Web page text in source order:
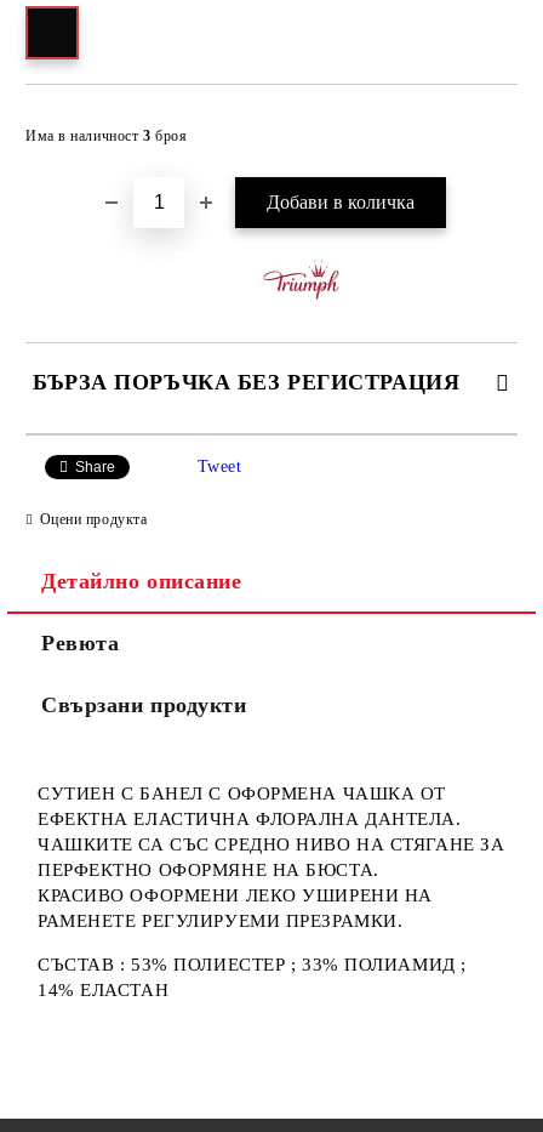
Има в наличност 3 броя
БЪРЗА ПОРЪЧКА БЕЗ РЕГИСТРАЦИЯ
Share Tweet
Оцени продукта
Детайлно описание
Ревюта
Свързани продукти
СУТИЕН С БАНЕЛ С ОФОРМЕНА ЧАШКА ОТ
ЕФЕКТНА ЕЛАСТИЧНА ФЛОРАЛНА ДАНТЕЛА.
ЧАШКИТЕ СА СЪС СРЕДНО НИВО НА СТЯГАНЕ ЗА
ПЕРФЕКТНО ОФОРМЯНЕ НА БЮСТА.
КРАСИВО ОФОРМЕНИ ЛЕКО УШИРЕНИ НА
РАМЕНЕТЕ РЕГУЛИРУЕМИ ПРЕЗРАМКИ.
СЪСТАВ : 53% ПОЛИЕСТЕР ; 33% ПОЛИАМИД ;
14% ЕЛАСТАН